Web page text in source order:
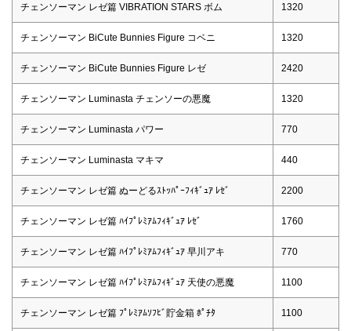
チェンソーマン レゼ篇 VIBRATION STARS ボム 1320
チェンソーマン BiCute Bunnies Figure コベニ 1320
チェンソーマン BiCute Bunnies Figure レゼ 2420
チェンソーマン Luminasta チェンソーの悪魔 1320
チェンソーマン Luminasta パワー 770
チェンソーマン Luminasta マキマ 440
チェンソーマン レゼ篇 ぬーどるｽﾄｯﾊﾟｰﾌｨｷﾞｭｱ ﾚｾﾞ 2200
チェンソーマン レゼ篇 ﾊｲﾌﾟﾚﾐｱﾑﾌｨｷﾞｭｱ ﾚｾﾞ 1760
チェンソーマン レゼ篇 ﾊｲﾌﾟﾚﾐｱﾑﾌｨｷﾞｭｱ 早川アキ 770
チェンソーマン レゼ篇 ﾊｲﾌﾟﾚﾐｱﾑﾌｨｷﾞｭｱ 天使の悪魔 1100
チェンソーマン レゼ篇 ﾌﾟﾚﾐｱﾑｿﾌﾋﾞ貯金箱 ﾎﾟﾁﾀ 1100